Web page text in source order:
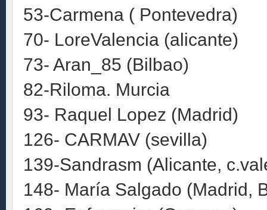
53-Carmena ( Pontevedra)
70- LoreValencia (alicante)
73- Aran_85 (Bilbao)
82-Riloma. Murcia
93- Raquel Lopez (Madrid)
126- CARMAV (sevilla)
139-Sandrasm (Alicante,
148- María Salgado (Madrid,